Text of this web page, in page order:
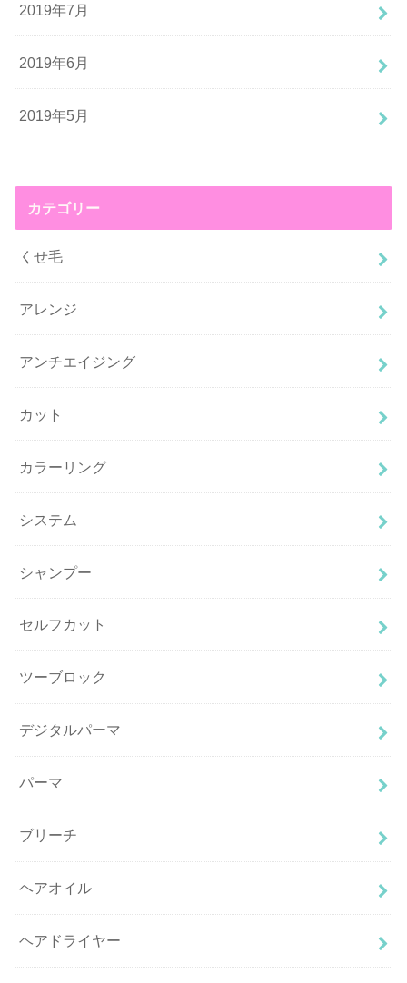
2019年7月
2019年6月
2019年5月
カテゴリー
くせ毛
アレンジ
アンチエイジング
カット
カラーリング
システム
シャンプー
セルフカット
ツーブロック
デジタルパーマ
パーマ
ブリーチ
ヘアオイル
ヘアドライヤー